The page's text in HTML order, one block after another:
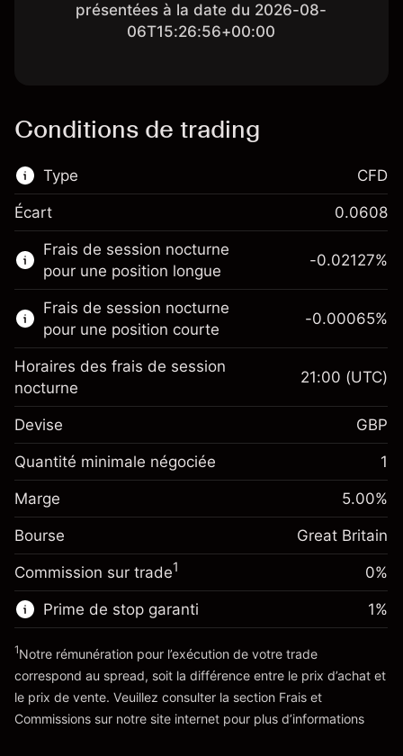
présentées à la date du 2026-08-
06T15:26:56+00:00
Conditions de trading
Type
Ce marché financier est disponible pour le
trading de CFD.
En savoir plus sur :
CFD
CFD
Écart 0.0608
Frais de session nocturne
pour une position longue
Marge. Votre
investissement
Ajustement des fonds de
Frais sur la valeur totale de la
position
-0.021272
%
(-£4.25)
Taille de la position avec effet de levier
Valeur nominale avec effet de levier
~£19,000.00
Vers la plateforme
-0.02127%
Frais de session nocturne
pour une position courte
Marge. Votre
£1,000.00
Ajustement des fonds
de overnight
Frais sur la valeur totale de la
position
-0.000646
%
Taille de la position avec effet de levier
Valeur nominale avec effet de levier
~ £19,000.00
-0.00065%
Horaires des frais de session
nocturne
21:00 (UTC)
Devise GBP
Quantité minimale négociée 1
Marge 5.00%
Bourse Great Britain
Commission sur trade1 0%
Prime de stop garanti
'Tarifs et Frais
1%
1Notre rémunération pour l’exécution de votre trade
correspond au spread, soit la différence entre le prix d’achat et
le prix de vente. Veuillez consulter la section Frais et
Commissions sur notre site internet pour plus d’informations